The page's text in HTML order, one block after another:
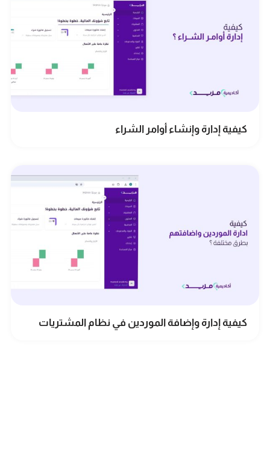
كيفية إدارة وإنشاء أوامر الشراء
كيفية إدارة وإضافة الموردين في نظام المشتريات